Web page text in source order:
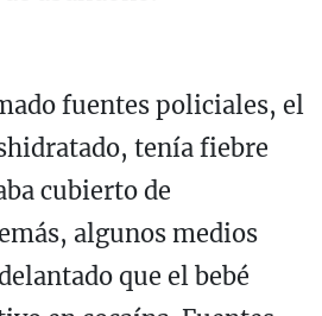
fuentes policiales, el
tenía fiebre
cubierto de
algunos medios
que el bebé